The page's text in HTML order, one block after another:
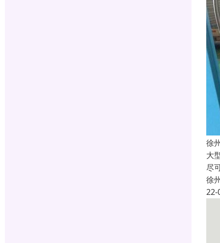
徐
大
尽
徐
22-